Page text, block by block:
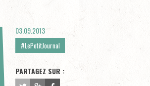
03.09.2013
#LePetitJournal
PARTAGEZ SUR :